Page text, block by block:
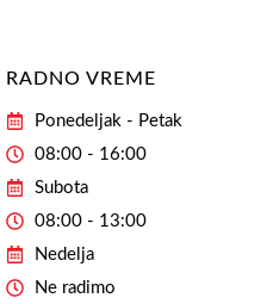
RADNO VREME
Ponedeljak - Petak
08:00 - 16:00
Subota
08:00 - 13:00
Nedelja
Ne radimo